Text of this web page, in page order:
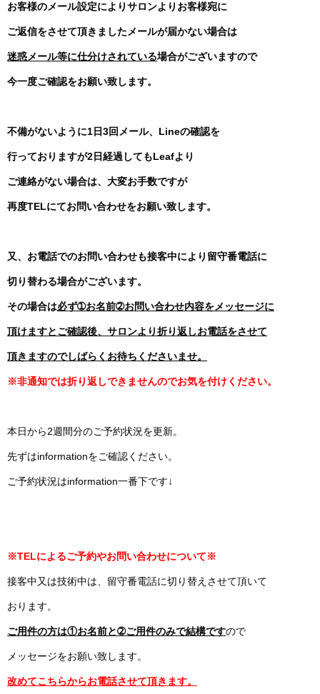
お客様のメール設定によりサロンよりお客様宛に
ご返信をさせて頂きましたメールが届かない場合は
迷惑メール等に仕分けされている場合がございますので
今一度ご確認をお願い致します。
不備がないように1日3回メール、Lineの確認を
行っておりますが2日経過してもLeafより
ご連絡がない場合は、大変お手数ですが
再度TELにてお問い合わせをお願い致します。
又、お電話でのお問い合わせも接客中により留守番電話に
切り替わる場合がございます。
その場合は必ず➀お名前➁お問い合わせ内容をメッセージに
頂けますとご確認後、 サロンより折り返しお電話をさせて
頂きますのでしばらくお待ちくださいませ。
※非通知では折り返しできませんのでお気を付けください。
本日から2週間分のご予約状況を更新。
先ずはinformationをご確認ください。
ご予約状況はinformation一番下です↓
※TELによるご予約やお問い合わせについて※
接客中又は技術中は、留守番電話に切り替えさせて頂いて
おります。
ご用件の方は①お名前と➁ご用件のみで結構ですので
メッセージをお願い致します。
改めてこちらからお電話させて頂きます。